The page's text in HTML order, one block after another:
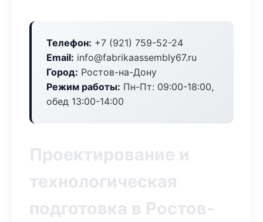
Телефон: +7 (921) 759-52-24
Email: info@fabrikaassembly67.ru
Город: Ростов-на-Дону
Режим работы: Пн-Пт: 09:00-18:00,
обед 13:00-14:00
Проектирование и
технологическая
подготовка в Ростов-